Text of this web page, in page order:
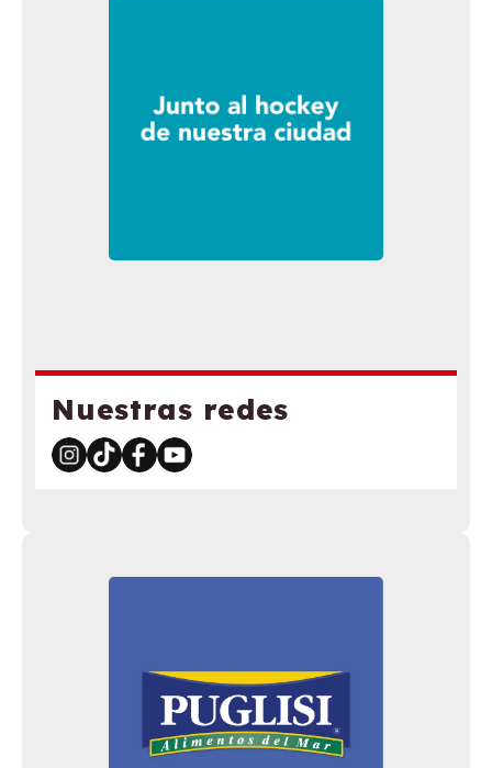
Nuestras redes